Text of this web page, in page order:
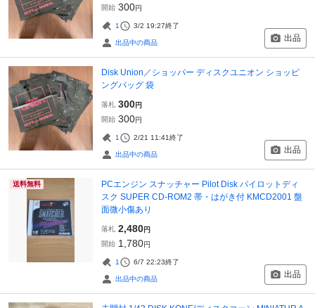
開始 300円
1 3/2 19:27終了
出品中の商品 出品
Disk Union／ショッパー ディスクユニオン ショッピ
ングバッグ 袋
落札 300円
開始 300円
1 2/21 11:41終了
出品中の商品 出品
送料無料
PCエンジン スナッチャー Pilot Disk パイロットディ
スク SUPER CD-ROM2 帯・はがき付 KMCD2001 盤
面微小傷あり
落札 2,480円
開始 1,780円
1 6/7 22:23終了
出品中の商品 出品